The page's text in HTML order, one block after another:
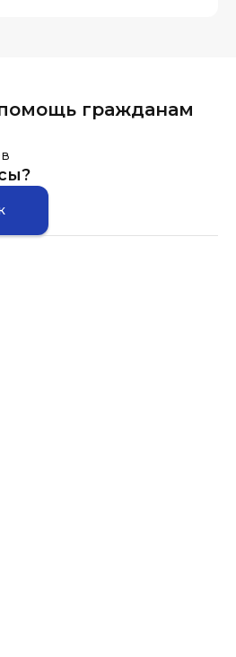
гражданам